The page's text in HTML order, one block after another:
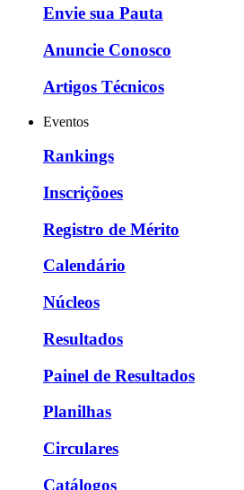
Envie sua Pauta
Anuncie Conosco
Artigos Técnicos
Eventos
Rankings
Inscriçõoes
Registro de Mérito
Calendário
Núcleos
Resultados
Painel de Resultados
Planilhas
Circulares
Catálogos